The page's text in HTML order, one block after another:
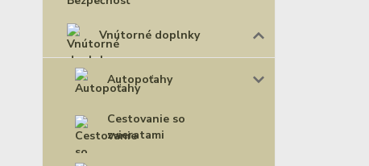
Vnútorné doplnky
Autopoťahy
Cestovanie so
zvieratami